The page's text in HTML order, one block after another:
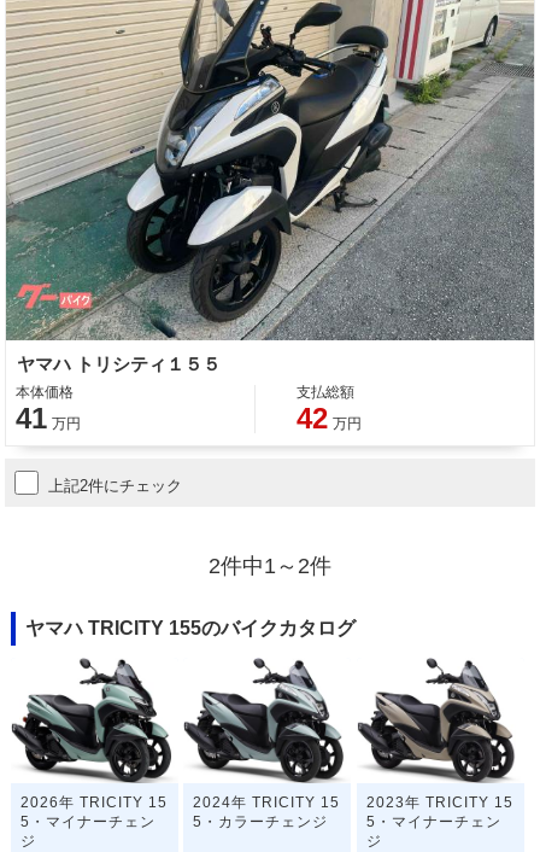
ヤマハ トリシティ１５５
本体価格
41 万円
支払総額
42 万円
上記2件にチェック
2件中1～2件
ヤマハ TRICITY 155のバイクカタログ
2026年 TRICITY 15
5・マイナーチェン
ジ
2024年 TRICITY 15
5・カラーチェンジ
2023年 TRICITY 15
5・マイナーチェン
ジ